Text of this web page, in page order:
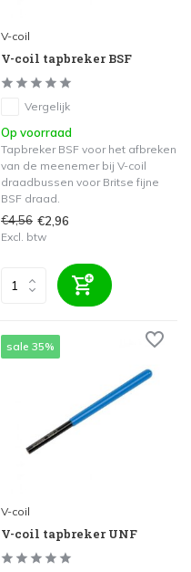
V-coil
V-coil tapbreker BSF
Vergelijk
Op voorraad
Tapbreker BSF voor het afbreken
van de meenemer bij V-coil
draadbussen voor Britse fijne
BSF draad.
€4,56 €2,96
Excl. btw
sale 35%
V-coil
V-coil tapbreker UNF